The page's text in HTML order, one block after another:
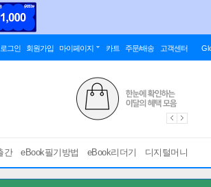
로그인 회원가입 마이페이지 카트 주문/배송 고객센터
간 eBook필기방법 eBook리더기 디지털머니